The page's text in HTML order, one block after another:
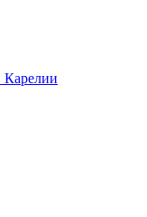
Карелии